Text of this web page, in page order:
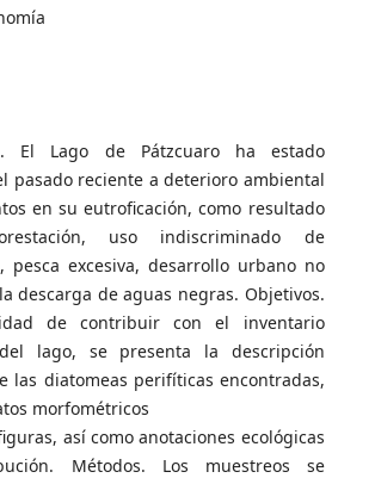
El Lago de Pátzcuaro ha estado
pasado reciente a deterioro ambiental
en su eutroficación, como resultado
uso indiscriminado de
pesca excesiva, desarrollo urbano no
descarga de aguas negras. Objetivos.
de contribuir con el inventario
lago, se presenta la descripción
las diatomeas perifíticas encontradas,
morfométricos
así como anotaciones ecológicas
Métodos. Los muestreos se